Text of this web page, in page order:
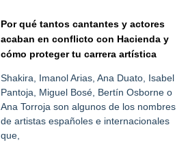
Por qué tantos cantantes y actores
acaban en conflicto con Hacienda y
cómo proteger tu carrera artística
Shakira, Imanol Arias, Ana Duato, Isabel
Pantoja, Miguel Bosé, Bertín Osborne o
Ana Torroja son algunos de los nombres
de artistas españoles e internacionales
que,